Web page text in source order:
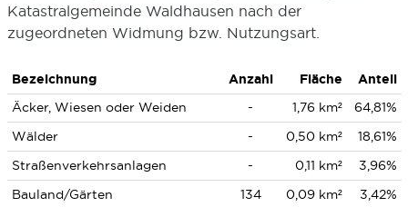
Katastralgemeinde Waldhausen nach der
zugeordneten Widmung bzw. Nutzungsart.
Bezeichnung Anzahl Fläche
Anteil
Äcker, Wiesen oder Weiden
- 1,76 km²
64,81%
Wälder
- 0,50 km²
18,61%
Straßenverkehrsanlagen
- 0,11 km²
3,96%
Bauland/Gärten
134 0,09 km² 3,42%